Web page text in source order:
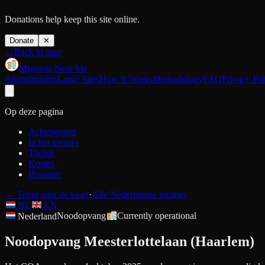
Donations help keep this site online.
Donate ✕
←Back to map
Migrants Near Me
AboutInsightsLarge SitesHow It WorksMethodologyFAQPrivacy
Op deze pagina
Achtergrond
In het nieuws
Tijdlijn
Kosten
Bronnen
← Terug naar de kaart·Alle Nederlandse locaties
NL
EN
NederlandNoodopvang Currently operational
Noodopvang Meesterlottelaan (Haarlem)